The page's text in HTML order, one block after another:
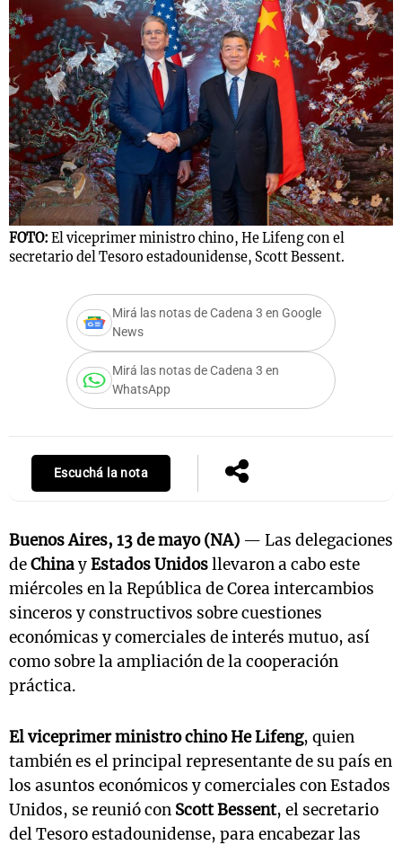
FOTO: El viceprimer ministro chino, He Lifeng con el
secretario del Tesoro estadounidense, Scott Bessent.
Mirá las notas de Cadena 3 en Google
News
Mirá las notas de Cadena 3 en
WhatsApp
Escuchá la nota
Buenos Aires, 13 de mayo (NA) — Las delegaciones
deChinayEstados Unidosllevaron a cabo este
miércoles en la República de Corea intercambios
sinceros y constructivos sobre cuestiones
económicas y comerciales de interés mutuo, así
como sobre la ampliación de la cooperación
práctica.
El viceprimer ministro chino He Lifeng, quien
también es el principal representante de su país en
los asuntos económicos y comerciales con Estados
Unidos, se reunió con Scott Bessent, el secretario
del Tesoro estadounidense, para encabezar las